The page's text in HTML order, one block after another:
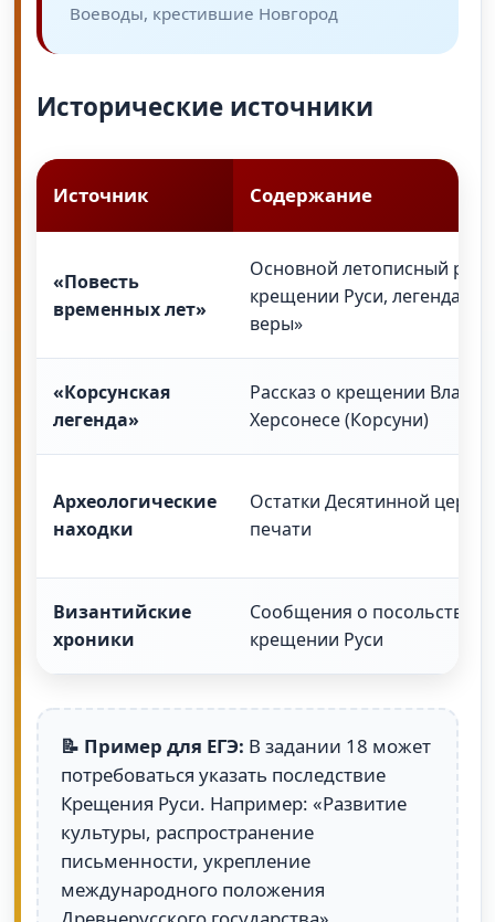
Воеводы, крестившие Новгород
Исторические источники
Источник Содержание
«Повесть
временных лет»
Основной летописный
крещении Руси, легенда о
веры»
«Корсунская
легенда»
Рассказ о крещении
Херсонесе (Корсуни)
Археологические
находки
Остатки Десятинной
печати
Византийские
хроники
Сообщения о посольствах
крещении Руси
📝 Пример для ЕГЭ: В задании 18 может
потребоваться указать последствие
Крещения Руси. Например: «Развитие
культуры, распространение
письменности, укрепление
международного положения